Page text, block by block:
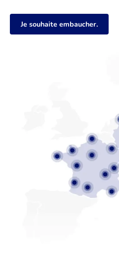
Je souhaite embaucher.